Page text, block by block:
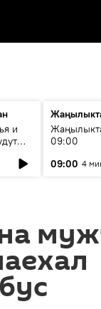
и
09:00
09:00 4